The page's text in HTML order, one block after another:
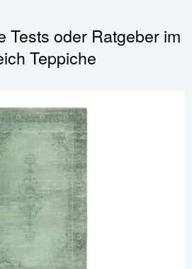
Tests oder Ratgeber im
Teppiche